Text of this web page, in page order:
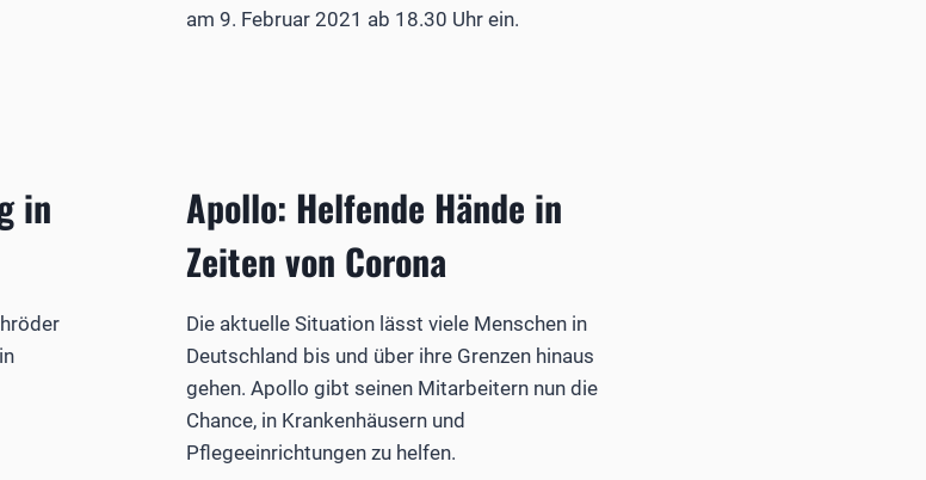
am 9. Februar 2021 ab 18.30 Uhr ein.
in
Apollo: Helfende Hände in
Zeiten von Corona
Die aktuelle Situation lässt viele Menschen in
Deutschland bis und über ihre Grenzen hinaus
gehen. Apollo gibt seinen Mitarbeitern nun die
Chance, in Krankenhäusern und
Pflegeeinrichtungen zu helfen.